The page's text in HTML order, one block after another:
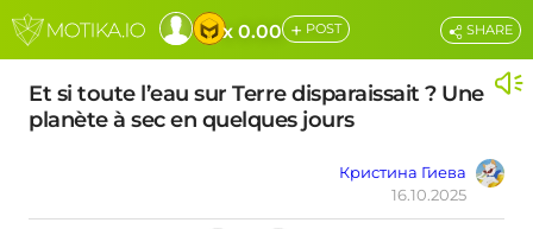
x 0.00 + POST
Et si toute l’eau sur Terre disparaissait ? Une
planète à sec en quelques jours
Кристина Гиева
16.10.2025
SHARE